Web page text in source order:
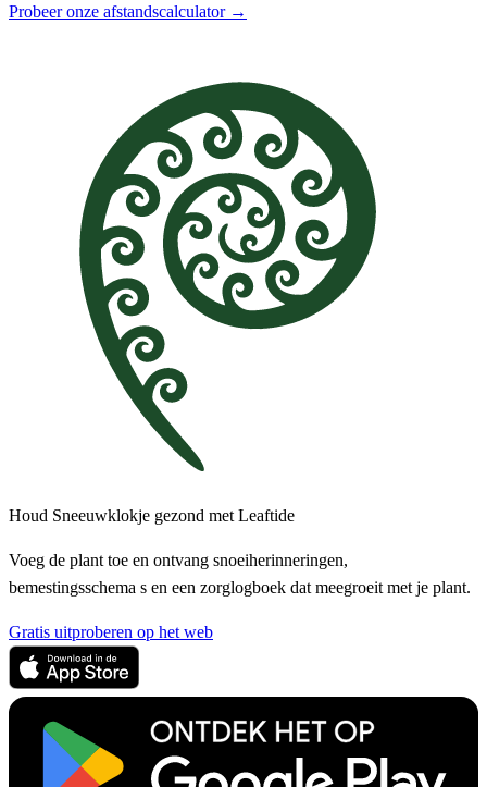
Probeer onze afstandscalculator →
Houd Sneeuwklokje gezond met Leaftide
Voeg de plant toe en ontvang snoeiherinneringen,
bemestingsschema s en een zorglogboek dat meegroeit met je plant.
Gratis uitproberen op het web